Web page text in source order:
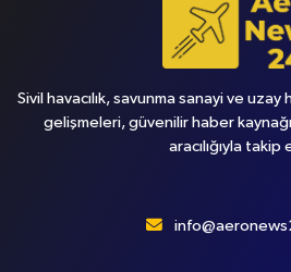
Sivil havacılık, savunma sanayi ve
gelişmeleri, güvenilir haber
aracılığıyla takip